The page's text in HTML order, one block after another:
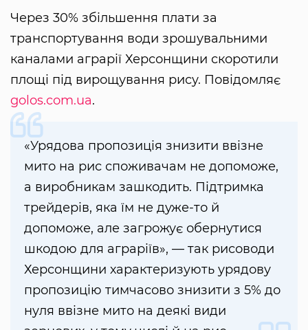
Через 30% збільшення плати за
транспортування води зрошувальними
каналами аграрії Херсонщини скоротили
площі під вирощування рису. Повідомляє
golos.com.ua.
«Урядова пропозиція знизити ввізне
мито на рис споживачам не допоможе,
а виробникам зашкодить. Підтримка
трейдерів, яка їм не дуже-то й
допоможе, але загрожує обернутися
шкодою для аграріїв», — так рисоводи
Херсонщини характеризують урядову
пропозицію тимчасово знизити з 5% до
нуля ввізне мито на деякі види